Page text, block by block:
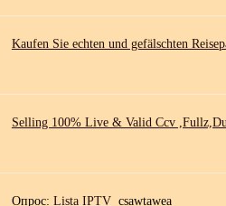
Kaufen Sie echten und gefälschten
Selling 100% Live & Valid Ccv
Опрос: Lista IPTV csawtawea